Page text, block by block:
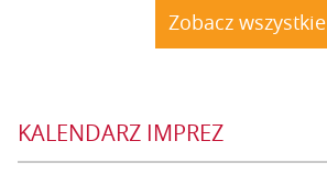
Zobacz wszystkie
KALENDARZ IMPREZ